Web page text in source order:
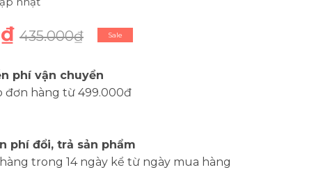
435.000₫ Sale
phí vận chuyển
đơn hàng từ 499.000đ
phí đổi, trả sản phẩm
trong 14 ngày kể từ ngày mua hàng